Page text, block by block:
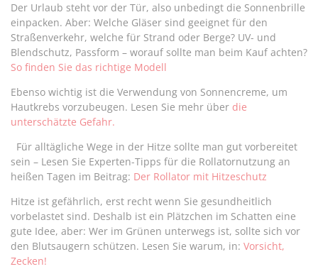
Der Urlaub steht vor der Tür, also unbedingt die Sonnenbrille
einpacken. Aber: Welche Gläser sind geeignet für den
Straßenverkehr, welche für Strand oder Berge? UV- und
Blendschutz, Passform – worauf sollte man beim Kauf achten?
So finden Sie das richtige Modell
Ebenso wichtig ist die Verwendung von Sonnencreme, um
Hautkrebs vorzubeugen. Lesen Sie mehr über die
unterschätzte Gefahr.
Für alltägliche Wege in der Hitze sollte man gut vorbereitet
sein – Lesen Sie Experten-Tipps für die Rollatornutzung an
heißen Tagen im Beitrag: Der Rollator mit Hitzeschutz
Hitze ist gefährlich, erst recht wenn Sie gesundheitlich
vorbelastet sind. Deshalb ist ein Plätzchen im Schatten eine
gute Idee, aber: Wer im Grünen unterwegs ist, sollte sich vor
den Blutsaugern schützen. Lesen Sie warum, in: Vorsicht,
Zecken!